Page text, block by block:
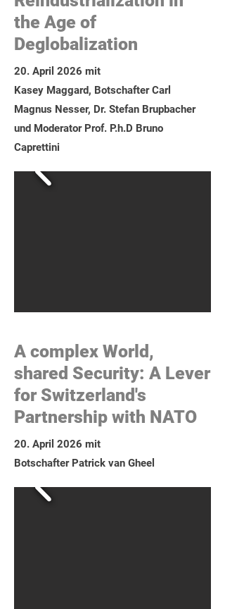
the Age of
Deglobalization
20. April 2026 mit
Kasey Maggard, Botschafter Carl
Magnus Nesser, Dr. Stefan Brupbacher
und Moderator Prof. P.h.D Bruno
Caprettini
A complex World,
shared Security: A Lever
for Switzerland's
Partnership with NATO
20. April 2026 mit
Botschafter Patrick van Gheel